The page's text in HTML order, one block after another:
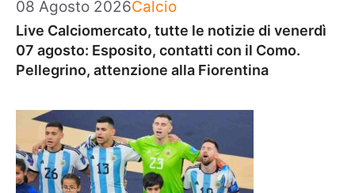
08 Agosto 2026Calcio
Live Calciomercato, tutte le notizie di venerdì
07 agosto: Esposito, contatti con il Como.
Pellegrino, attenzione alla Fiorentina